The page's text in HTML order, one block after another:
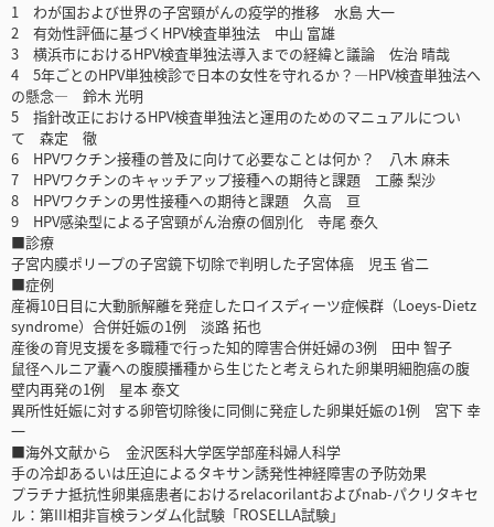
1 わが国および世界の子宮頸がんの疫学的推移 水島 大一
2 有効性評価に基づくHPV検査単独法 中山 富雄
3 横浜市におけるHPV検査単独法導入までの経緯と議論 佐治 晴哉
4 5年ごとのHPV単独検診で日本の女性を守れるか？―HPV検査単独法へ
の懸念― 鈴木 光明
5 指針改正におけるHPV検査単独法と運用のためのマニュアルについ
て 森定 徹
6 HPVワクチン接種の普及に向けて必要なことは何か？ 八木 麻未
7 HPVワクチンのキャッチアップ接種への期待と課題 工藤 梨沙
8 HPVワクチンの男性接種への期待と課題 久高 亘
9 HPV感染型による子宮頸がん治療の個別化 寺尾 泰久
■診療
子宮内膜ポリープの子宮鏡下切除で判明した子宮体癌 児玉 省二
■症例
産褥10日目に大動脈解離を発症したロイスディーツ症候群（Loeys-Dietz
syndrome）合併妊娠の1例 淡路 拓也
産後の育児支援を多職種で行った知的障害合併妊婦の3例 田中 智子
鼠径ヘルニア囊への腹膜播種から生じたと考えられた卵巣明細胞癌の腹
壁内再発の1例 星本 泰文
異所性妊娠に対する卵管切除後に同側に発症した卵巣妊娠の1例 宮下 幸
一
■海外文献から 金沢医科大学医学部産科婦人科学
手の冷却あるいは圧迫によるタキサン誘発性神経障害の予防効果
プラチナ抵抗性卵巣癌患者におけるrelacorilantおよびnab-パクリタキセ
ル：第III相非盲検ランダム化試験「ROSELLA試験」